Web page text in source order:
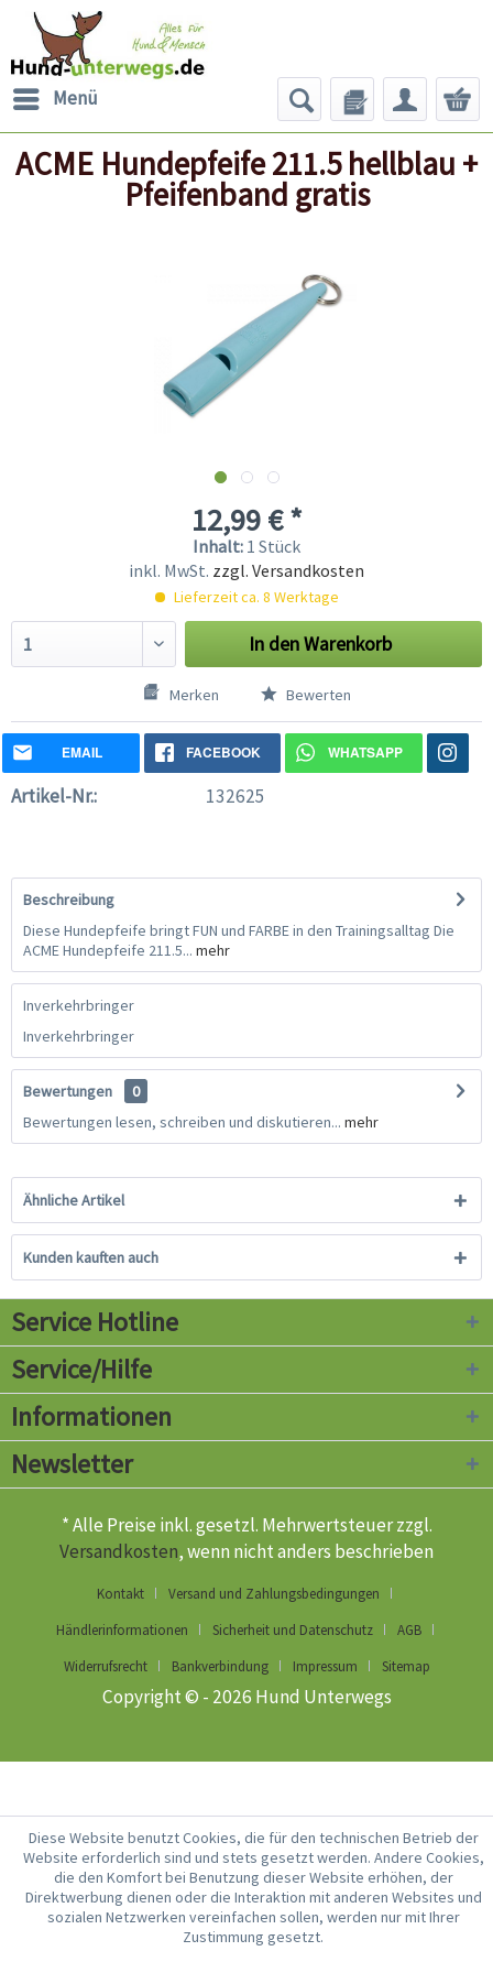
Menü
ACME Hundepfeife 211.5 hellblau +
Pfeifenband gratis
12,99 € *
Inhalt: 1 Stück
inkl. MwSt. zzgl. Versandkosten
Lieferzeit ca. 8 Werktage
In denWarenkorb
Merken Bewerten
EMAIL FACEBOOK WHATSAPP
Artikel-Nr.: 132625
Beschreibung
Diese Hundepfeife bringt FUN und FARBE in den Trainingsalltag Die
ACME Hundepfeife 211.5... mehr
Inverkehrbringer
Inverkehrbringer
Bewertungen
0
Bewertungen lesen, schreiben und diskutieren... mehr
Ähnliche Artikel
Kunden kauften auch
Service Hotline
Service/Hilfe
Informationen
Newsletter
* Alle Preise inkl. gesetzl. Mehrwertsteuer zzgl.
Versandkosten, wenn nicht anders beschrieben
Kontakt
Versand und Zahlungsbedingungen
Händlerinformationen
Sicherheit und Datenschutz
AGB
Widerrufsrecht
Bankverbindung Impressum Sitemap
Copyright © - 2026 Hund Unterwegs
Diese Website benutzt Cookies, die für den technischen Betrieb der
Website erforderlich sind und stets gesetzt werden. Andere Cookies,
die den Komfort bei Benutzung dieser Website erhöhen, der
Direktwerbung dienen oder die Interaktion mit anderen Websites und
sozialen Netzwerken vereinfachen sollen, werden nur mit Ihrer
Zustimmung gesetzt.